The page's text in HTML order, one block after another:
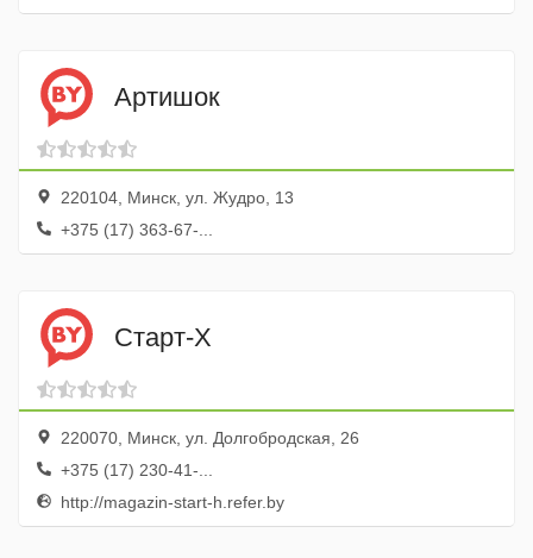
Артишок
220104, Минск, ул. Жудро, 13
+375 (17) 363-67-...
Старт-Х
220070, Минск, ул. Долгобродская, 26
+375 (17) 230-41-...
http://magazin-start-h.refer.by